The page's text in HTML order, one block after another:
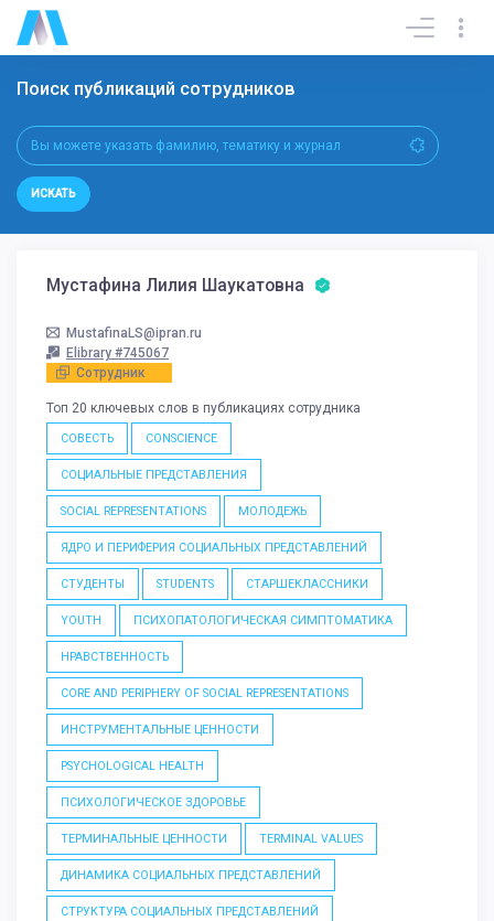
Поиск публикаций сотрудников
ИСКАТЬ
Мустафина Лилия Шаукатовна
MustafinaLS@ipran.ru
Elibrary #745067
Сотрудник
Топ 20 ключевых слов в публикациях сотрудника
СОВЕСТЬ CONSCIENCE
СОЦИАЛЬНЫЕ ПРЕДСТАВЛЕНИЯ
SOCIAL REPRESENTATIONS МОЛОДЕЖЬ
ЯДРО И ПЕРИФЕРИЯ СОЦИАЛЬНЫХ ПРЕДСТАВЛЕНИЙ
СТУДЕНТЫ STUDENTS СТАРШЕКЛАССНИКИ
YOUTH ПСИХОПАТОЛОГИЧЕСКАЯ СИМПТОМАТИКА
НРАВСТВЕННОСТЬ
CORE AND PERIPHERY OF SOCIAL REPRESENTATIONS
ИНСТРУМЕНТАЛЬНЫЕ ЦЕННОСТИ
PSYCHOLOGICAL HEALTH
ПСИХОЛОГИЧЕСКОЕ ЗДОРОВЬЕ
ТЕРМИНАЛЬНЫЕ ЦЕННОСТИ TERMINAL VALUES
ДИНАМИКА СОЦИАЛЬНЫХ ПРЕДСТАВЛЕНИЙ
СТРУКТУРА СОЦИАЛЬНЫХ ПРЕДСТАВЛЕНИЙ